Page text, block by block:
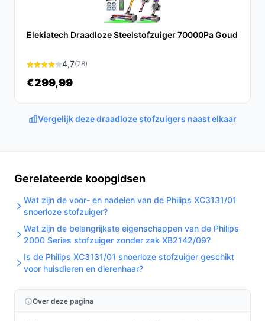
stofzuiger een langere gebruiksduur en een lichtere
constructie, waardoor het gebruiksgemak toeneemt.
De Philips Steelstofzuiger Draadloos XC3033/01 is een
uitstekende keuze voor iedereen die op zoek is naar
stofzuiger. Met zijn innovatieve functies en praktische
Ontdek alle specificaties en vergelijk prijzen op
past bij jouw behoeften!
Elekiatech Draadloze Steelstofzuiger 70000Pa Goud
4,7(78)
€299,99
Vergelijk deze draadloze stofzuigers naast elkaar
Gerelateerde koopgidsen
Wat zijn de voor- en nadelen van de Philips XC3131/01
snoerloze stofzuiger?
Wat zijn de belangrijkste eigenschappen van de Philips
2000 Series stofzuiger zonder zak XB2142/09?
Is de Philips XC3131/01 snoerloze stofzuiger geschikt
voor huisdieren en dierenhaar?
Over deze pagina